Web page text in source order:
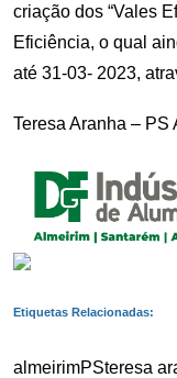
criação dos “Vales
Eficiência, o qual
até 31-03- 2023,
Teresa Aranha – PS
Etiquetas Relacionadas:
almeirimPSteresa